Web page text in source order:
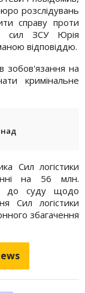
розслідувань
справу проти
сил ЗСУ Юрія
відповіддю.
зобов'язання на
кримінальне
Сил логістики
на 56 млн.
до суду щодо
Сил логістики
збагачення